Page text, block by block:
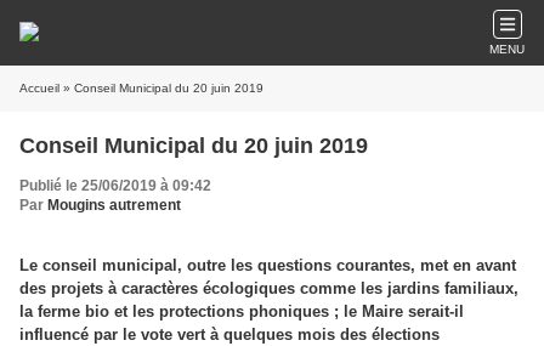
MENU
Accueil » Conseil Municipal du 20 juin 2019
Conseil Municipal du 20 juin 2019
Publié le 25/06/2019 à 09:42
Par Mougins autrement
Le conseil municipal, outre les questions courantes, met en avant
des projets à caractères écologiques comme les jardins familiaux,
la ferme bio et les protections phoniques ; le Maire serait-il
influencé par le vote vert à quelques mois des élections